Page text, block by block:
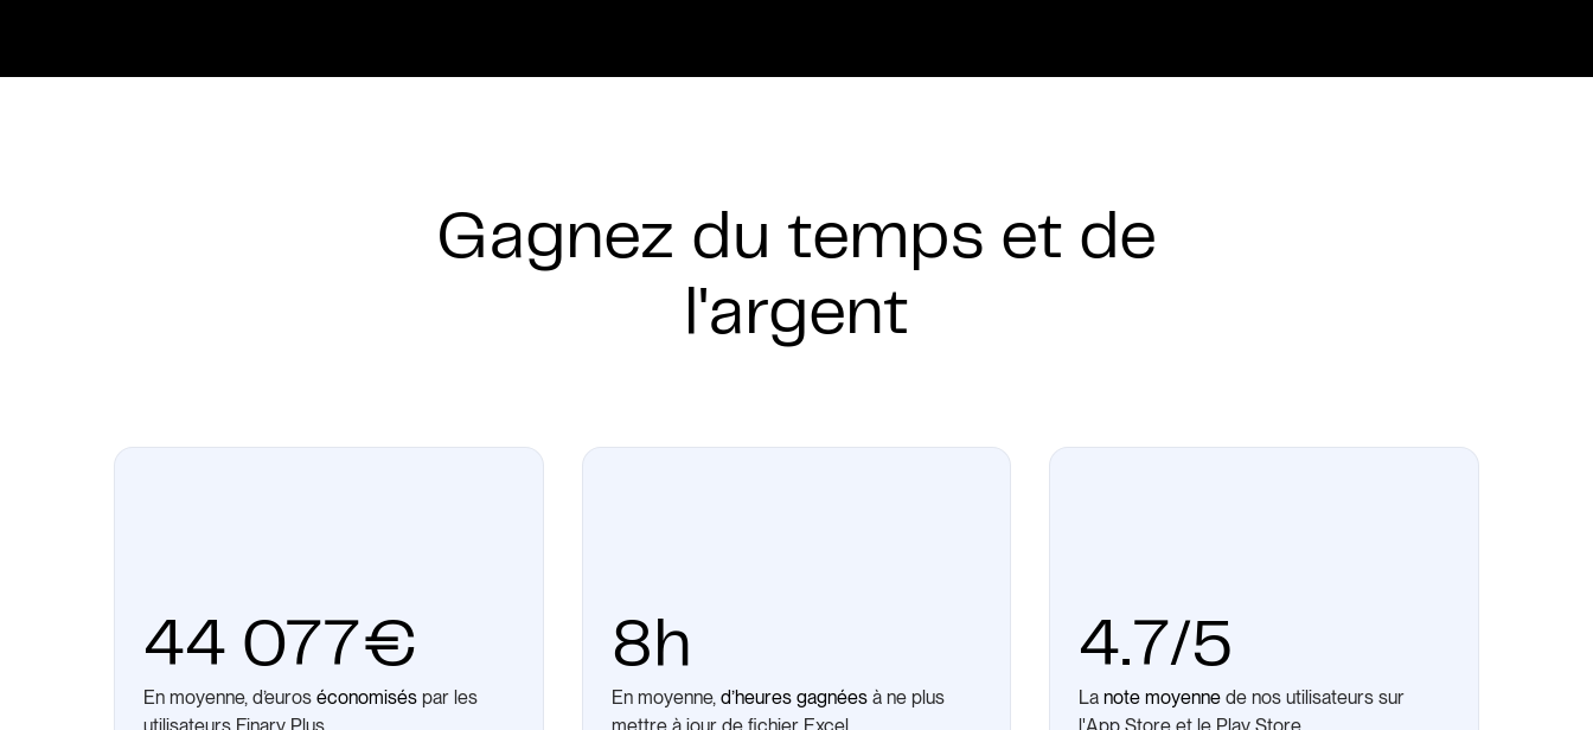
Gagnez du temps et de
l'argent
44 077€
En moyenne, d’euros économisés par les
8h
En moyenne, d’heures gagnéesà ne plus
4.7/5
Lanote moyennede nos utilisateurs sur